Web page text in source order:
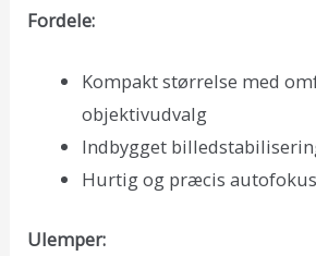
Fordele:
Kompakt størrelse med
objektivudvalg
Indbygget
Hurtig og præcis autofokus
Ulemper: